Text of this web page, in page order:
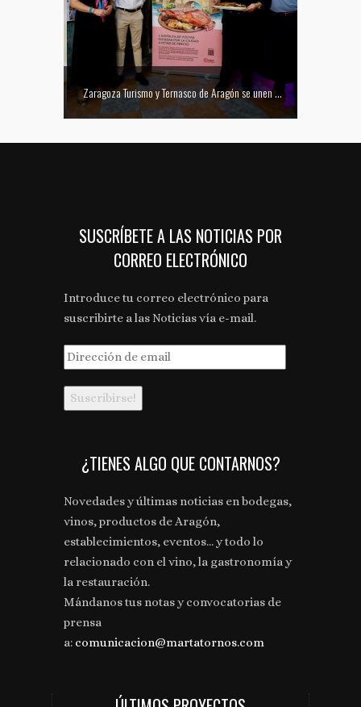
Zaragoza Turismo y Ternasco de Aragón se unen para promocionar la ciudad a través de su gastronomía
SUSCRÍBETE A LAS NOTICIAS POR
CORREO ELECTRÓNICO
Introduce tu correo electrónico para
suscribirte a las Noticias vía e-mail.
Dirección
de
email
¿TIENES ALGO QUE CONTARNOS?
Novedades y últimas noticias en bodegas,
vinos, productos de Aragón,
establecimientos, eventos... y todo lo
relacionado con el vino, la gastronomía y
la restauración.
Mándanos tus notas y convocatorias de
prensa
a: comunicacion@martatornos.com